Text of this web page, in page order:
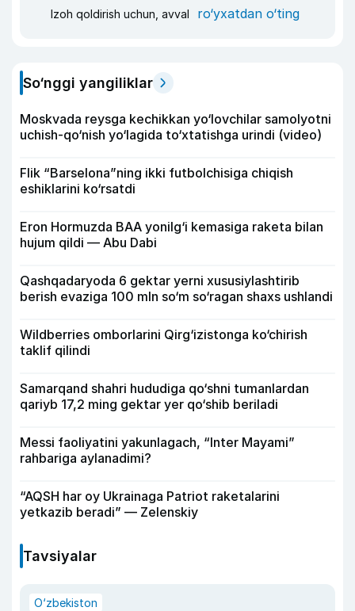
Izoh qoldirish uchun, avval ro‘yxatdan o‘ting
So‘nggi yangiliklar
Moskvada reysga kechikkan yo‘lovchilar samolyotni
uchish-qo‘nish yo‘lagida to‘xtatishga urindi (video)
Flik “Barselona”ning ikki futbolchisiga chiqish
eshiklarini ko‘rsatdi
Eron Hormuzda BAA yonilg‘i kemasiga raketa bilan
hujum qildi — Abu Dabi
Qashqadaryoda 6 gektar yerni xususiylashtirib
berish evaziga 100 mln so‘m so‘ragan shaxs ushlandi
Wildberries omborlarini Qirg‘izistonga ko‘chirish
taklif qilindi
Samarqand shahri hududiga qo‘shni tumanlardan
qariyb 17,2 ming gektar yer qo‘shib beriladi
Messi faoliyatini yakunlagach, “Inter Mayami”
rahbariga aylanadimi?
“AQSH har oy Ukrainaga Patriot raketalarini
yetkazib beradi” — Zelenskiy
Tavsiyalar
O‘zbekiston